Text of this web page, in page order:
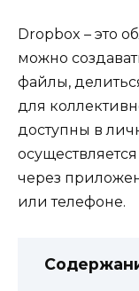
Dropbox – это
можно
файлы,
для
доступны в
через
или телефоне.